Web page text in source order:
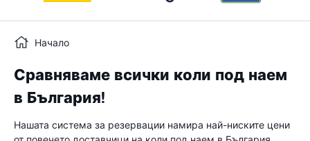
Начало
Сравняваме всички коли под наем
в България!
Нашата система за резервации намира най-ниските цени